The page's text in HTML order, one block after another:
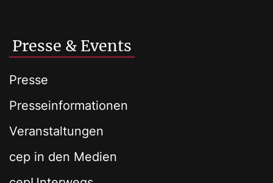
Presse & Events
Presse
Presseinformationen
Veranstaltungen
cep in den Medien